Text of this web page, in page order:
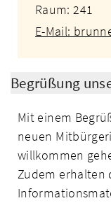
Raum: 241
E-Mail:
Begrüßung
Mit einem
neuen
willkommen
Zudem erhalten